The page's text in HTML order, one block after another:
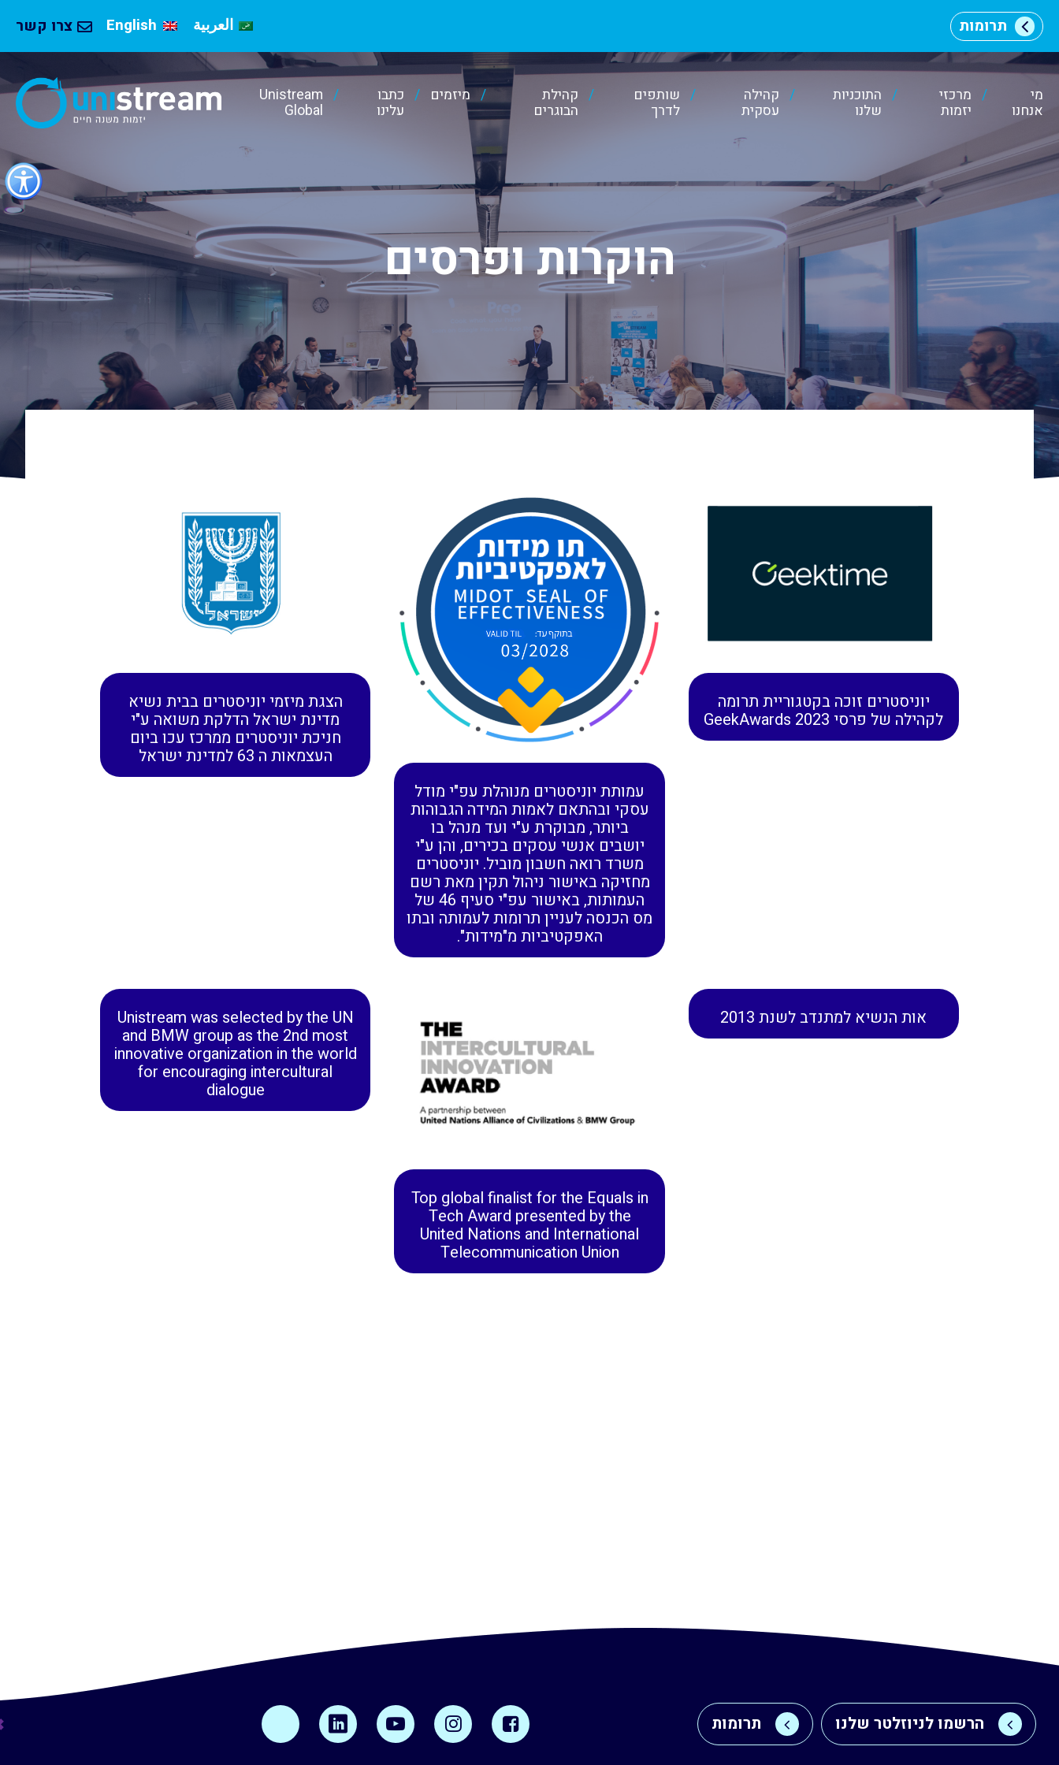
כפתור
לפתיחת
תפריט
נגישות
תרומות العربية English צרו קשר
מי
אנחנו
מרכזי
יזמות
התוכניות
שלנו
קהילה
עסקית
שותפים
לדרך
קהילת
הבוגרים
מיזמים
כתבו
עלינו
Unistream
Global
תוכן
מרכזי
הוקרות ופרסים
יוניסטרים זוכה בקטגוריית תרומה
לקהילה של פרסי GeekAwards 2023
עמותת יוניסטרים מנוהלת עפ"י מודל
עסקי ובהתאם לאמות המידה הגבוהות
ביותר, מבוקרת ע"י ועד מנהל בו
יושבים אנשי עסקים בכירים, והן ע"י
משרד רואה חשבון מוביל. יוניסטרים
מחזיקה באישור ניהול תקין מאת רשם
העמותות, באישור עפ"י סעיף 46 של
מס הכנסה לעניין תרומות לעמותה ובתו
האפקטיביות מ"מידות".
הצגת מיזמי יוניסטרים בבית נשיא
מדינת ישראל הדלקת משואה ע"י
חניכת יוניסטרים ממרכז עכו ביום
העצמאות ה 63 למדינת ישראל
אות הנשיא למתנדב לשנת 2013
Top global finalist for the Equals in
Tech Award presented by the
United Nations and International
Telecommunication Union
Unistream was selected by the UN
and BMW group as the 2nd most
innovative organization in the world
for encouraging intercultural
dialogue
הרשמו לניוזלטר שלנו תרומות